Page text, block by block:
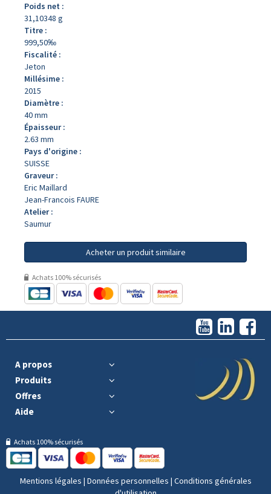
Poids net :
31,10348 g
Titre :
999,50‰
Fiscalité :
Jeton
Millésime :
2015
Diamètre :
40 mm
Épaisseur :
2.63 mm
Pays d'origine :
SUISSE
Graveur :
Eric Maillard
Jean-Francois FAURE
Atelier :
Saumur
Acheter un produit similaire
Achats 100% sécurisés
A propos
Produits
Offres
Aide
Achats 100% sécurisés
Mentions légales | Données personnelles | Conditions générales